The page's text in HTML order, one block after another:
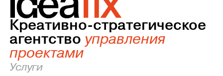
Креативно-стратегическое
агентство управления
проектами
Услуги